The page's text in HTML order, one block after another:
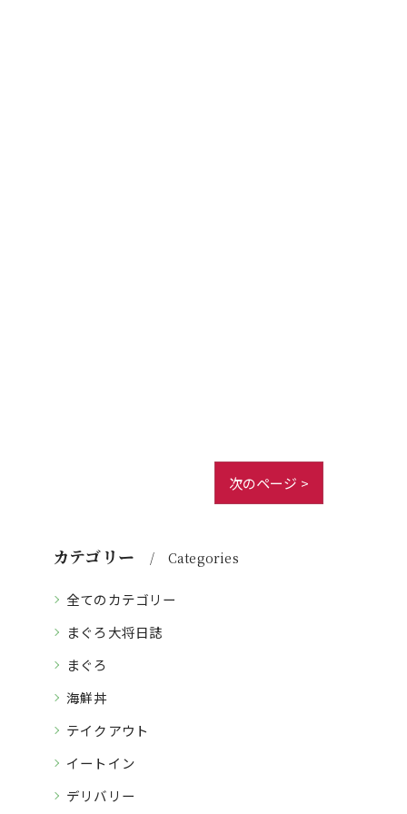
次のページ >
カテゴリー Categories
全てのカテゴリー
まぐろ大将日誌
まぐろ
海鮮丼
テイクアウト
イートイン
デリバリー